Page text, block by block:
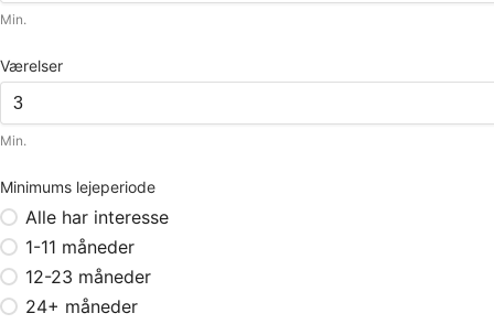
Min.
Værelser
Min.
Minimums lejeperiode
Alle har interesse
1-11 måneder
12-23 måneder
24+ måneder